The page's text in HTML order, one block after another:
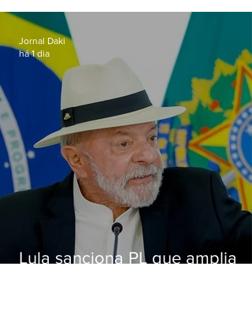
Alcântara
Lula sanciona PL que amplia
Jornal Daki
há 1 dia